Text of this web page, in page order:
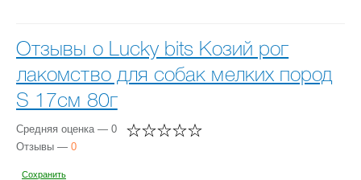
Отзывы о Lucky bits Козий рог
лакомство для собак мелких пород
S 17см 80г
Средняя оценка — 0
Отзывы — 0
Сохранить